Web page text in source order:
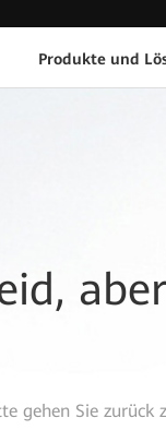
Produkte und
gehen Sie zurück